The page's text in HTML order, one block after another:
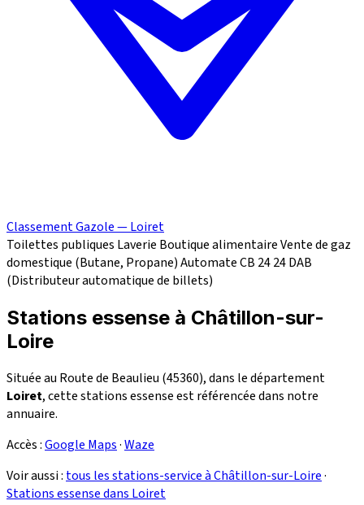
Classement Gazole — Loiret
Toilettes publiques Laverie Boutique alimentaireVente de gaz
domestique (Butane, Propane)Automate CB 2424DAB
(Distributeur automatique de billets)
Stations essense à Châtillon-sur-
Loire
Située au Route de Beaulieu (45360), dans le département
Loiret, cette stations essense est référencée dans notre
annuaire.
Accès :Google Maps·Waze
Voir aussi : tous les stations-service à Châtillon-sur-Loire·
Stations essense dans Loiret